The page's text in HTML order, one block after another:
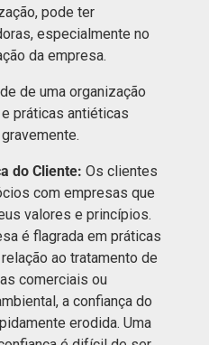
pode ter
especialmente no
da empresa.
de uma organização
práticas antiéticas
do Cliente: Os clientes
com empresas que
valores e princípios.
é flagrada em práticas
ao tratamento de
comerciais ou
a confiança do
erodida. Uma